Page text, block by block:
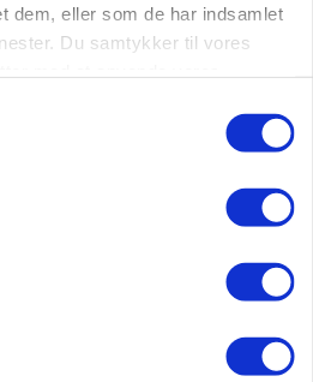
dem, eller som de har indsamlet
Du samtykker til vores
Danish Crowns pris en